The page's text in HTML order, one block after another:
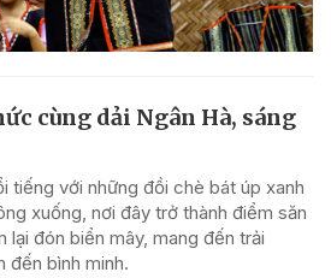
cùng dải Ngân Hà, sáng
tiếng với những đồi chè bát úp xanh
xuống, nơi đây trở thành điểm săn
lại đón biển mây, mang đến trải
đến bình minh.